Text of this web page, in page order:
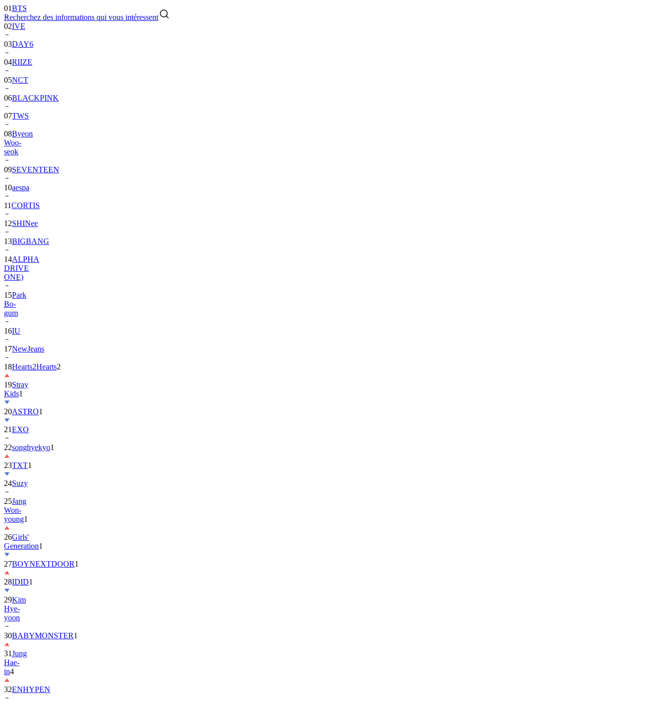
Recherchez des informations qui vous intéressent
02IVE
03DAY6
04RIIZE
05NCT
06BLACKPINK
07TWS
08Byeon
Woo-
seok
09SEVENTEEN
10aespa
11CORTIS
12SHINee
13BIGBANG
14ALPHA
DRIVE
ONE)
15Park
Bo-
gum
16IU
17NewJeans
18Hearts2Hearts
19Stray
Kids
20ASTRO
21EXO
22songhyekyo
23TXT1
24Suzy
25Jang
Won-
young1
26Girls'
Generation
27BOYNEXTDOOR
28IDID1
29Kim
Hye-
yoon
30BABYMONSTER
31Jung
Hae-
in4
32ENHYPEN
332PM